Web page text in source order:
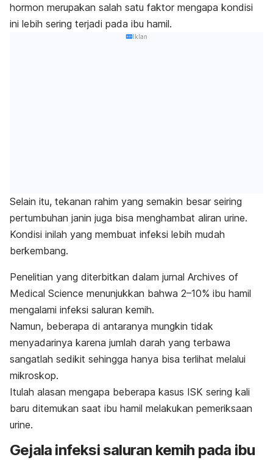
hormon merupakan salah satu faktor mengapa kondisi
ini lebih sering terjadi pada ibu hamil.
Iklan
Selain itu, tekanan rahim yang semakin besar seiring
pertumbuhan janin juga bisa menghambat aliran urine.
Kondisi inilah yang membuat infeksi lebih mudah
berkembang.
Penelitian yang diterbitkan dalam jurnal Archives of
Medical Science menunjukkan bahwa 2–10% ibu hamil
mengalami infeksi saluran kemih.
Namun, beberapa di antaranya mungkin tidak
menyadarinya karena jumlah darah yang terbawa
sangatlah sedikit sehingga hanya bisa terlihat melalui
mikroskop.
Itulah alasan mengapa beberapa kasus ISK sering kali
baru ditemukan saat ibu hamil melakukan pemeriksaan
urine.
Gejala infeksi saluran kemih pada ibu